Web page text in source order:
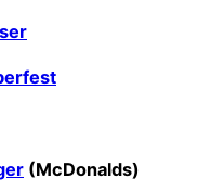
(McDonalds)